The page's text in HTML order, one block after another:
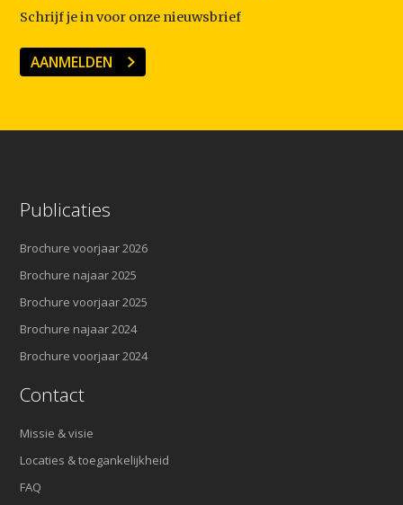
Schrijf je in voor onze nieuwsbrief
AANMELDEN
Publicaties
Brochure voorjaar 2026
Brochure najaar 2025
Brochure voorjaar 2025
Brochure najaar 2024
Brochure voorjaar 2024
Contact
Missie & visie
Locaties & toegankelijkheid
FAQ